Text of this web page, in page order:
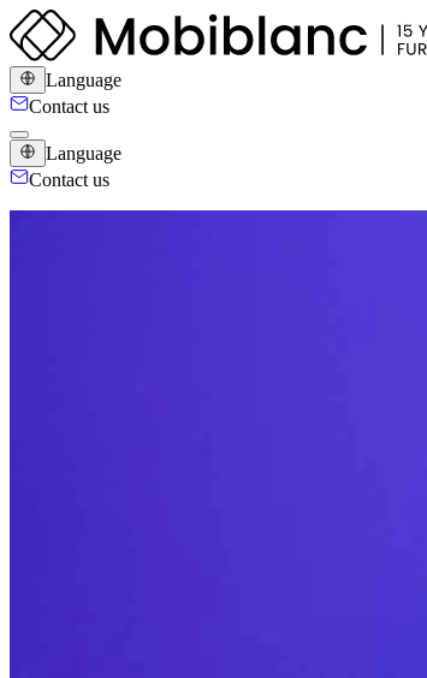
Language
Contact us
Language
Contact us